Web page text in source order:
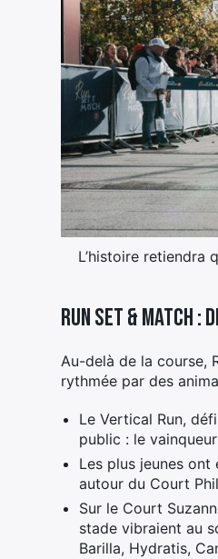
L’histoire retiendra
Run Set & Match
Au-delà de la course,
rythmée par des
Le Vertical Run,
public : le
Les plus jeunes
autour du Court
Sur le Court
stade vibraient au
Barilla, Hydratis,